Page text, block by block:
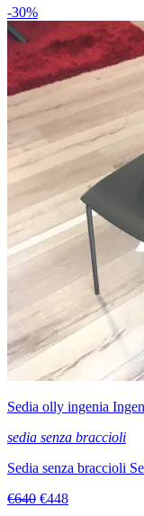
un interno in stile
in quest'offerta sarà in
confermando
tuo stile personale.
-30%
Sedia olly ingenia
sedia senza braccioli
Sedia senza braccioli
€640 €448